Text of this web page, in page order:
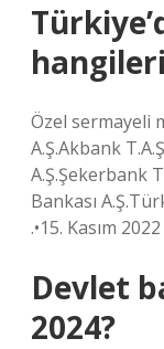
Özel sermayeli
A.Ş.Akbank
A.Ş.Şekerbank
Bankası
.•15. Kasım 2022
Devlet
2024?